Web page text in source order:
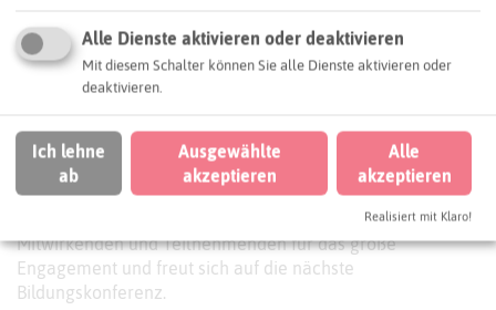
Die Teilnehmenden nutzten die Gelegenheit, sich intensiv
zu qualifizieren, Erfahrungen auszutauschen und neue
Impulse für ihre Arbeit in der Demokratiebildung
und hinterließ bei allen Beteiligten einen nachhaltigen
Eindruck.
Das Regionale Bildungsbüro bedankt sich bei allen
Mitwirkenden und Teilnehmenden für das große
Engagement und freut sich auf die nächste
Bildungskonferenz.
Alle Dienste aktivieren oder deaktivieren
Mit diesem Schalter können Sie alle Dienste aktivieren oder
deaktivieren.
Ich lehne
ab
Ausgewählte
akzeptieren
Alle
akzeptieren
Realisiert mit Klaro!